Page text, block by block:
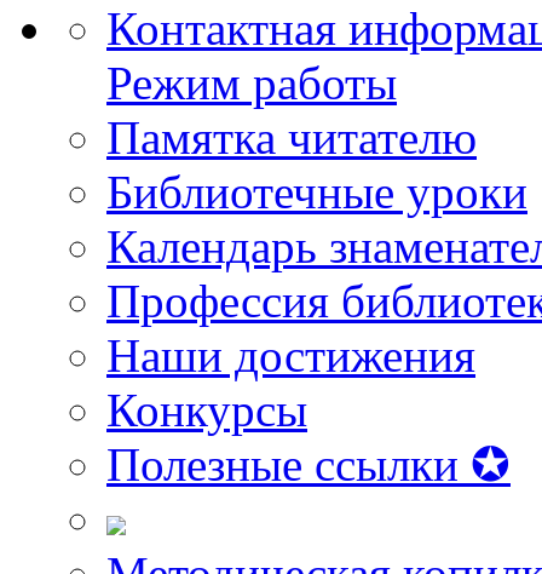
Контактная
Режим работы
Памятка читателю
Библиотечные уроки
Календарь
Профессия
Наши достижения
Конкурсы
Полезные ссылки ✪